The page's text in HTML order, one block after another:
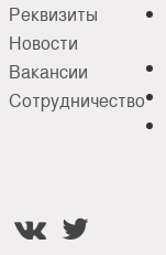
Реквизиты
Новости
Вакансии
Сотрудничество
 